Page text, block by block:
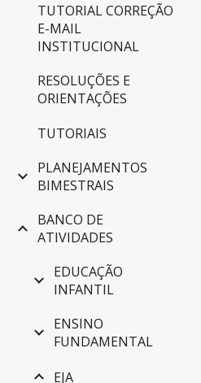
TUTORIAL CORREÇÃO
E-MAIL
INSTITUCIONAL
RESOLUÇÕES E
ORIENTAÇÕES
TUTORIAIS
PLANEJAMENTOS
BIMESTRAIS
BANCO DE
ATIVIDADES
EDUCAÇÃO
INFANTIL
ENSINO
FUNDAMENTAL
EJA